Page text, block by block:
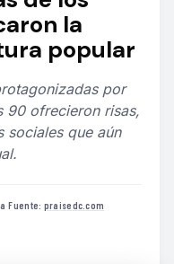
la
popular
por
90 ofrecieron risas,
sociales que aún
·Fuente: praisedc.com